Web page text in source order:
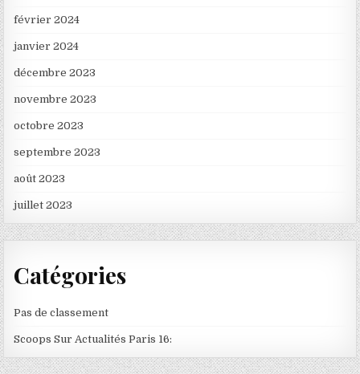
février 2024
janvier 2024
décembre 2023
novembre 2023
octobre 2023
septembre 2023
août 2023
juillet 2023
Catégories
Pas de classement
Scoops Sur Actualités Paris 16: